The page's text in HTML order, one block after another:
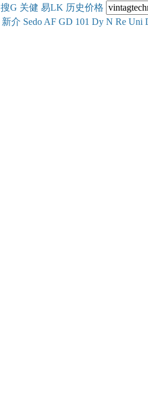
搜G 关健 易LK 历史价格
新介 Sedo AF GD 101 Dy N Re Uni